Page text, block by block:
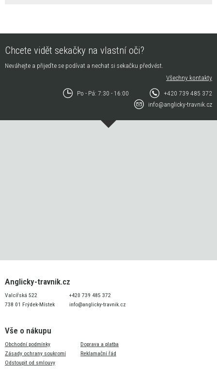
Chcete vidět sekačky na vlastní oči?
Neváhejte a přijeďte se podívat a nechat si sekačku předvést.
Všechny kontakty
Po - Pá: 7:30 - 16:00
+420 739 485 372
info@anglicky-travnik.cz
Anglicky-travnik.cz
Valcířská 522
738 01 Frýdek-Místek
+420 739 485 372
info@anglicky-travnik.cz
Vše o nákupu
Obchodní podmínky
Zásady ochrany soukromí
Odstoupit od smlouvy
Doprava a platba
Reklamační řád